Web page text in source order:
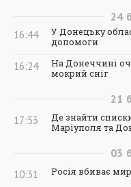
24
16:44
У Донецьку
допомоги
16:24
На Донеччині
мокрий сніг
21
17:53
Де знайти
Маріуполя та
03
10:31 Росія вбиває